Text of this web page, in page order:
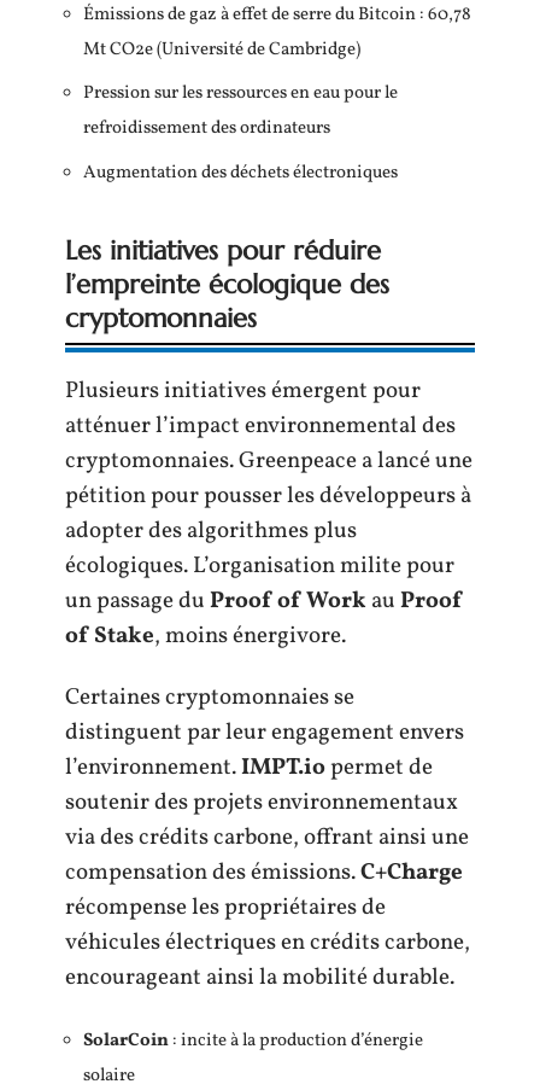
Émissions de gaz à effet de serre du Bitcoin : 60,78
Mt CO2e (Université de Cambridge)
Pression sur les ressources en eau pour le
refroidissement des ordinateurs
Augmentation des déchets électroniques
Les initiatives pour réduire
l’empreinte écologique des
cryptomonnaies
Plusieurs initiatives émergent pour
atténuer l’impact environnemental des
cryptomonnaies. Greenpeace a lancé une
pétition pour pousser les développeurs à
adopter des algorithmes plus
écologiques. L’organisation milite pour
un passage duProof of WorkauProof
of Stake, moins énergivore.
Certaines cryptomonnaies se
distinguent par leur engagement envers
l’environnement.IMPT.iopermet de
soutenir des projets environnementaux
via des crédits carbone, offrant ainsi une
compensation des émissions.C+Charge
récompense les propriétaires de
véhicules électriques en crédits carbone,
encourageant ainsi la mobilité durable.
SolarCoin: incite à la production d’énergie
solaire